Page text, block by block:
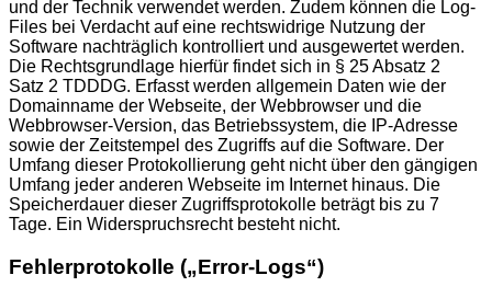
und der Technik verwendet werden. Zudem können die Log-
Files bei Verdacht auf eine rechtswidrige Nutzung der
Software nachträglich kontrolliert und ausgewertet werden.
Die Rechtsgrundlage hierfür findet sich in § 25 Absatz 2
Satz 2 TDDDG. Erfasst werden allgemein Daten wie der
Domainname der Webseite, der Webbrowser und die
Webbrowser-Version, das Betriebssystem, die IP-Adresse
sowie der Zeitstempel des Zugriffs auf die Software. Der
Umfang dieser Protokollierung geht nicht über den gängigen
Umfang jeder anderen Webseite im Internet hinaus. Die
Speicherdauer dieser Zugriffsprotokolle beträgt bis zu 7
Tage. Ein Widerspruchsrecht besteht nicht.
Fehlerprotokolle („Error-Logs“)